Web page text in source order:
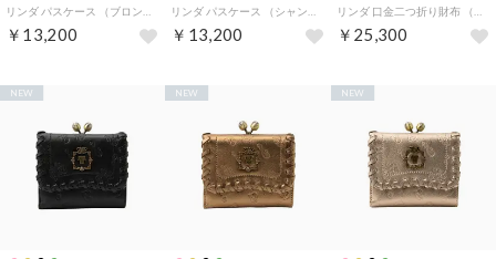
￥13,200 ￥13,200 ￥25,300
NEW NEW NEW